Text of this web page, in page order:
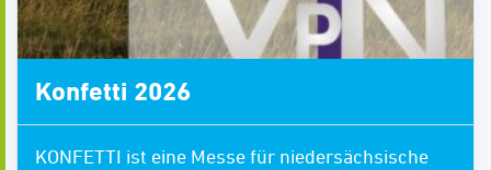
Konfetti 2026
KONFETTI ist eine Messe für niedersächsische